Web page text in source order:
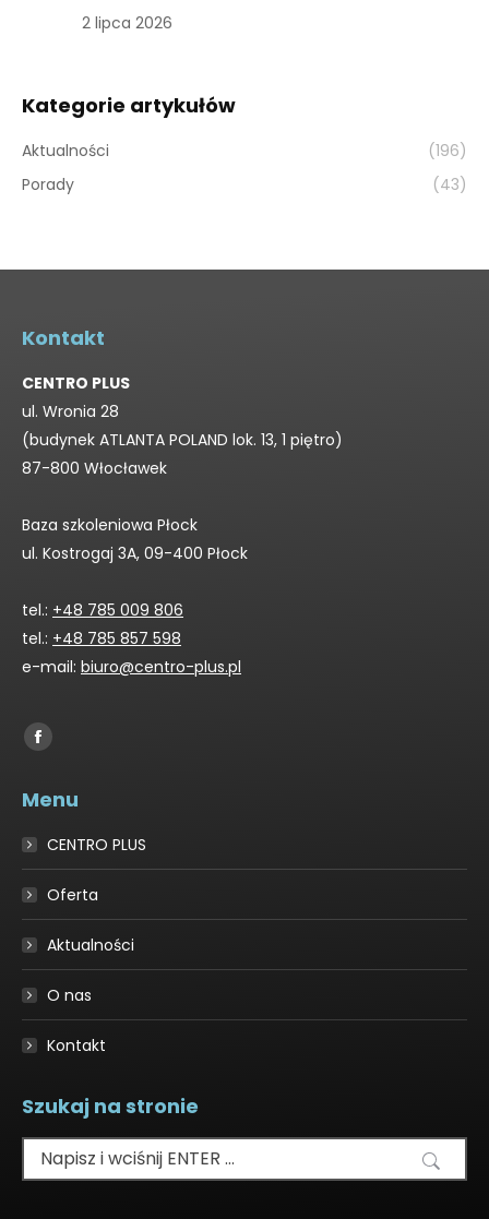
2 lipca 2026
Kategorie artykułów
Aktualności
(196)
Porady
(43)
Kontakt
CENTRO PLUS
ul. Wronia 28
(budynek ATLANTA POLAND lok. 13, 1 piętro)
87-800 Włocławek
Baza szkoleniowa Płock
ul. Kostrogaj 3A, 09-400 Płock
tel.: +48 785 009 806
tel.: +48 785 857 598
e-mail: biuro@centro-plus.pl
Find us on:
Facebook
opens
in
window
Menu
CENTRO PLUS
Oferta
Aktualności
O nas
Kontakt
Szukaj na stronie
Szukaj: